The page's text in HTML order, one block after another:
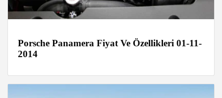
Porsche Panamera Fiyat Ve Özellikleri 01-11-
2014